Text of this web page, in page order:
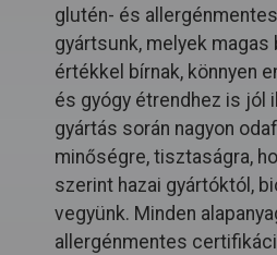
glutén- és
gyártsunk, melyek magas
értékkel bírnak, könnyen
és gyógy étrendhez is jól
gyártás során nagyon
minőségre, tisztaságra,
szerint hazai gyártóktól,
vegyünk. Minden
allergénmentes